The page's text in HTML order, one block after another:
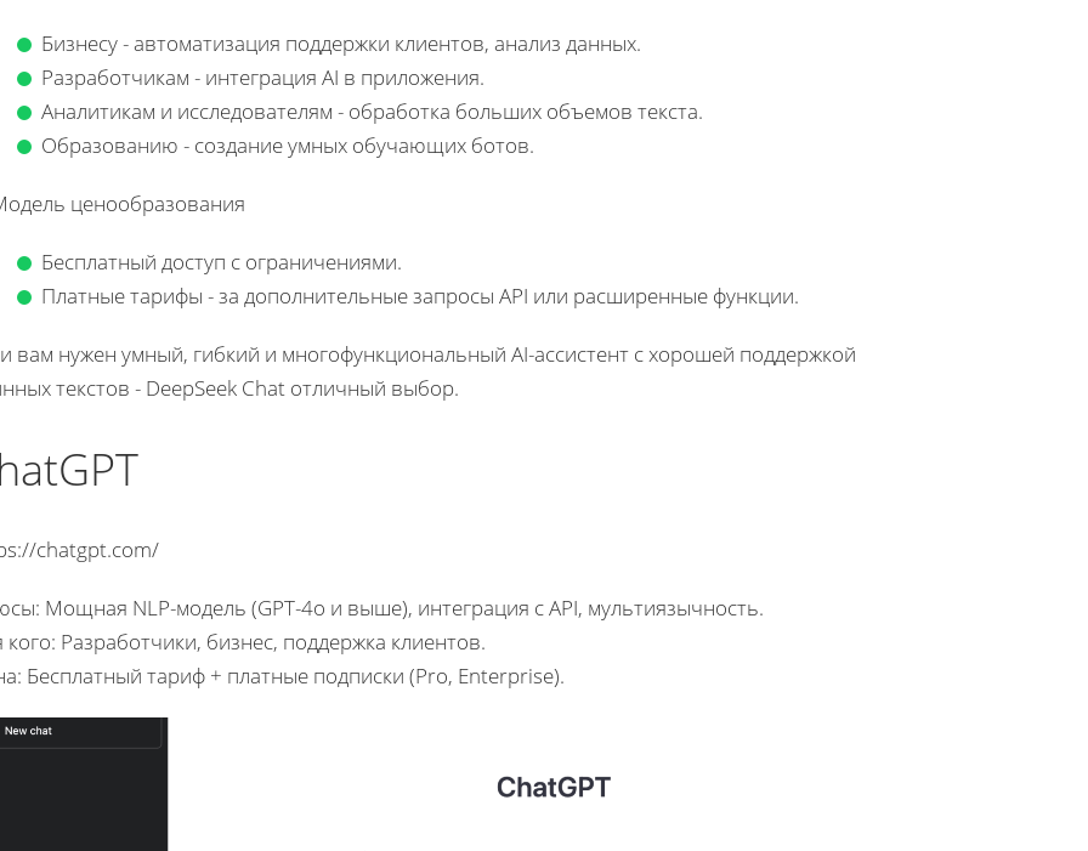
Бизнесу - автоматизация поддержки клиентов, анализ данных.
Разработчикам - интеграция AI в приложения.
Аналитикам и исследователям - обработка больших объемов текста.
Образованию - создание умных обучающих ботов.
ценообразования
Бесплатный доступ с ограничениями.
Платные тарифы - за дополнительные запросы API или расширенные функции.
вам нужен умный, гибкий и многофункциональный AI-ассистент с хорошей поддержкой
текстов - DeepSeek Chat отличный выбор.
chatgpt.com/
Мощная NLP-модель (GPT-4o и выше), интеграция с API, мультиязычность.
кого: Разработчики, бизнес, поддержка клиентов.
Бесплатный тариф + платные подписки (Pro, Enterprise).